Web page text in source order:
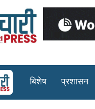
बिशेष प्रशासन